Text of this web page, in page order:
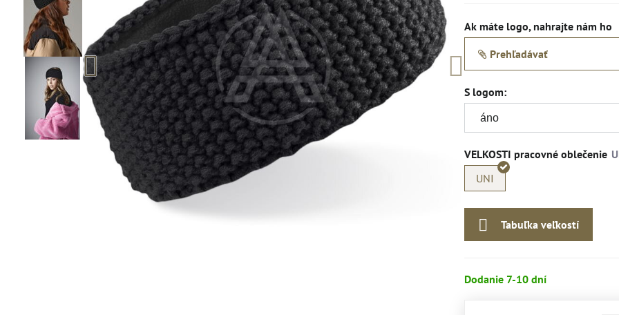
Ak máte logo, nahrajte nám ho
Prehľadávať
S logom:
VELKOSTI pracovné oblečenie
UNI
Tabuľka veľkostí
Dodanie 7-10 dní